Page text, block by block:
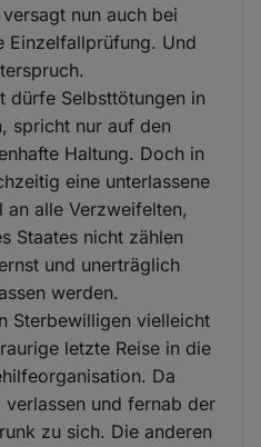
nun auch bei
Einzelfallprüfung. Und
dürfe Selbsttötungen in
spricht nur auf den
Haltung. Doch in
eine unterlassene
an alle Verzweifelten,
Staates nicht zählen
und unerträglich
werden.
Sterbewilligen vielleicht
letzte Reise in die
Da
verlassen und fernab der
zu sich. Die anderen